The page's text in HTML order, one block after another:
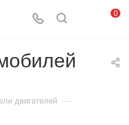
0
двигателей —